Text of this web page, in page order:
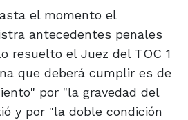
el momento el
antecedentes penales
resuelto el Juez del TOC 1
que deberá cumplir es de
por "la gravedad del
y por "la doble condición